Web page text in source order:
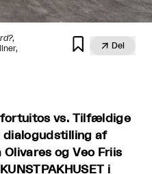
,
  Del
fortuitos vs. Tilfældige
dialogudstilling af
Olivares og Veo Friis
i